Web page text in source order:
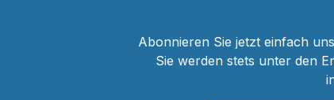
Abonnieren Sie jetzt einfach
Sie werden stets unter den